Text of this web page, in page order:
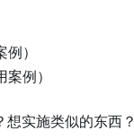
例）
案例）
实施类似的东西？